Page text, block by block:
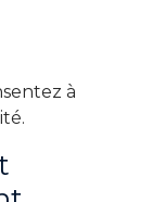
à